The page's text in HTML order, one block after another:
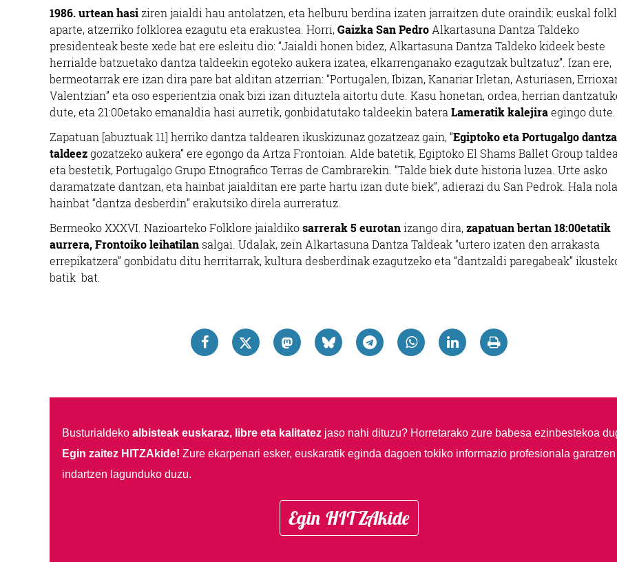
1986. urtean hasi ziren jaialdi hau antolatzen, eta helburu berdina izaten jarraitzen dute oraindik: euskal
aparte, atzerriko folklorea ezagutu eta erakustea. Horri,Gaizka San Pedro Alkartasuna Dantza Taldeko
presidenteak beste xede bat ere esleitu dio: “Jaialdi honen bidez, Alkartasuna Dantza Taldeko kideek beste
herrialde batzuetako dantza taldeekin egoteko aukera izatea, elkarrenganako ezagutzak bultzatuz”. Izan ere,
bermeotarrak ere izan dira pare bat alditan atzerrian: “Portugalen, Ibizan, Kanariar Irletan, Asturiasen,
Valentzian” eta oso esperientzia onak bizi izan dituztela aitortu dute. Kasu honetan, ordea, herrian
dute, eta 21:00etako emanaldia hasi aurretik, gonbidatutako taldeekin batera Lameratik kalejiraegingo dute.
Zapatuan [abuztuak 11] herriko dantza taldearen ikuskizunaz gozatzeaz gain, “Egiptoko eta Portugalgo dantza
taldeezgozatzeko aukera” ere egongo da Artza Frontoian. Alde batetik, Egiptoko El Shams Ballet Group
eta bestetik, Portugalgo Grupo Etnografico Terras de Cambrarekin. “Talde biek dute historia luzea. Urte asko
daramatzate dantzan, eta hainbat jaialditan ere parte hartu izan dute biek”, adierazi du San Pedrok. Hala
hainbat “dantza desberdin” erakutsiko direla aurreratuz.
Bermeoko XXXVI. Nazioarteko Folklore jaialdikosarrerak 5 eurotanizango dira,zapatuan bertan 18:00etatik
aurrera, Frontoiko leihatilan salgai. Udalak, zein Alkartasuna Dantza Taldeak “urtero izaten den arrakasta
errepikatzera” gonbidatu ditu herritarrak, kultura desberdinak ezagutzeko eta “dantzaldi paregabeak”
batik bat.
Busturialdeko albisteak euskaraz, libre eta kalitatezjaso nahi dituzu? Horretarako zure babesa ezinbestekoa
Egin zaitez HITZAkide! Zure ekarpenari esker, euskaratik eginda dagoen tokiko informazio profesionala garatzen
indartzen lagunduko duzu.
Egin HITZAkide